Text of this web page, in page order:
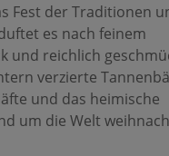
Fest der Traditionen
es nach feinem
und reichlich
verzierte
und das heimische
um die Welt